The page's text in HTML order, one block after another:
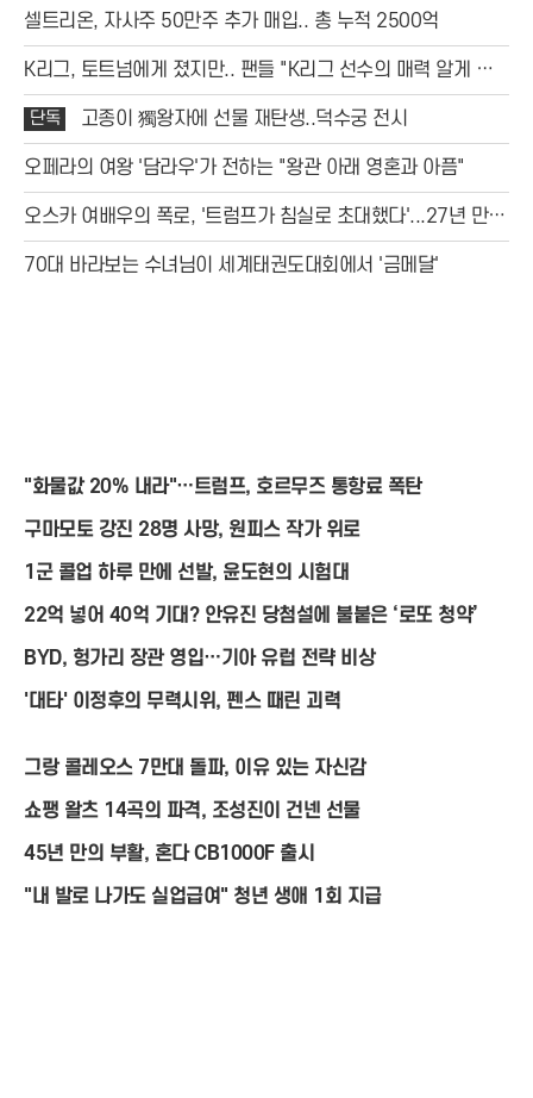
셀트리온, 자사주 50만주 추가 매입.. 총 누적 2500억
K리그, 토트넘에게 졌지만.. 팬들 "K리그 선수의 매력 알게 됐
다"
단독 고종이 獨왕자에 선물 재탄생..덕수궁 전시
오페라의 여왕 '담라우'가 전하는 "왕관 아래 영혼과 아픔"
오스카 여배우의 폭로, '트럼프가 침실로 초대했다'...27년 만에
밝혀진 충격 스캔들
70대 바라보는 수녀님이 세계태권도대회에서 '금메달'
"화물값 20% 내라"…트럼프, 호르무즈 통항료 폭탄
구마모토 강진 28명 사망, 원피스 작가 위로
1군 콜업 하루 만에 선발, 윤도현의 시험대
22억 넣어 40억 기대? 안유진 당첨설에 불붙은 ‘로또 청약’
BYD, 헝가리 장관 영입…기아 유럽 전략 비상
'대타' 이정후의 무력시위, 펜스 때린 괴력
그랑 콜레오스 7만대 돌파, 이유 있는 자신감
쇼팽 왈츠 14곡의 파격, 조성진이 건넨 선물
45년 만의 부활, 혼다 CB1000F 출시
"내 발로 나가도 실업급여" 청년 생애 1회 지급